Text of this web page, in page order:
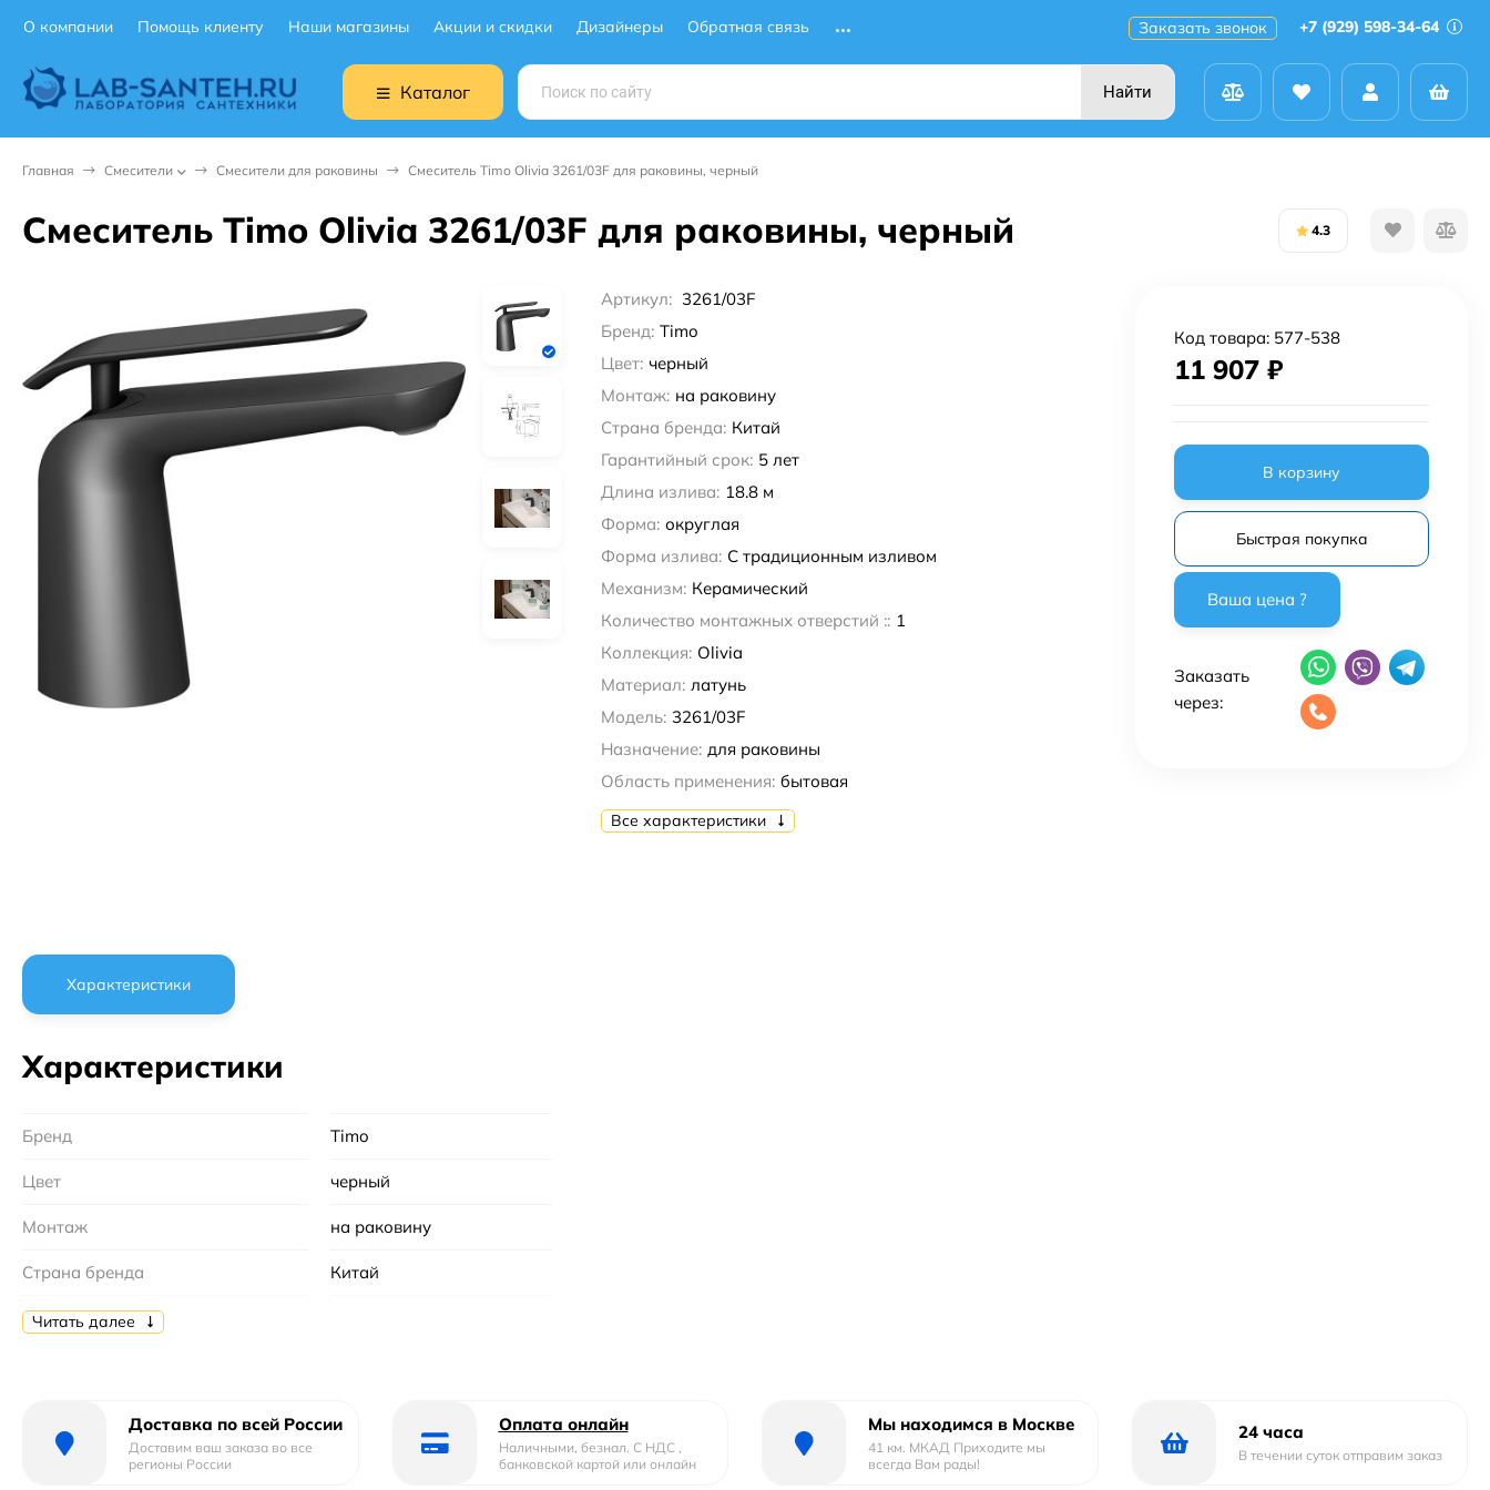
О компании Помощь клиенту Наши магазины Акции и скидки Дизайнеры Обратная связь Заказать звонок +7 (929) 598-34-64
Каталог Найти
Главная Смесители Смесители для раковины Смеситель Timo Olivia 3261/03F для раковины, черный
Смеситель Timo Olivia 3261/03F для раковины, черный 4.3
Артикул: 3261/03F
Бренд: Timo
Цвет: черный
Монтаж: на раковину
Страна бренда: Китай
Гарантийный срок: 5 лет
Длина излива: 18.8 м
Форма: округлая
Форма излива: С традиционным изливом
Механизм: Керамический
Количество монтажных отверстий :: 1
Коллекция: Olivia
Материал: латунь
Модель: 3261/03F
Назначение: для раковины
Область применения: бытовая
Все характеристики
Код товара: 577-538
11 907 ₽
В корзину
Быстрая покупка
Заказать
через:
Характеристики
Характеристики
Бренд Timo
Цвет черный
Монтаж на раковину
Страна бренда Китай
Гарантийный срок
Форма излива С традиционным изливом
Читать далее
Доставка по всей России
Доставим ваш заказа во все
регионы России
Оплата онлайн
Наличными, безнал. С НДС ,
банковской картой или онлайн
Мы находимся в Москве
41 км. МКАД Приходите мы
всегда Вам рады!
24 часа
В течении суток отправим заказ